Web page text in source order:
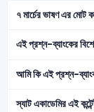
৭ মার্চের
এই প্রশ্ন-ব্যাংকের
আমি কি এই প্রশ্ন-
স্যাট একাডেমির এই